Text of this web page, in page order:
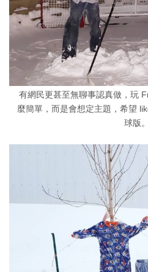
有網民更甚至無聊事認真做，玩
麼簡單，而是會想定主題，希望
球版。